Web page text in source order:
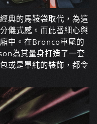
典的馬鞍袋取代，為這
儀式感。而此番細心與
中。在Bronco車尾的
為其量身打造了一套
或是單純的裝飾，都令